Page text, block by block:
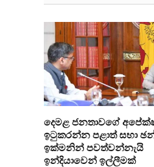
දෙමළ ජනතාවගේ
ඉටුකරන්න පළාත් සභා
ඉක්මනින් පවත්වන්නැයි
ඉන්දියාවෙන් ඉල්ලීමක්